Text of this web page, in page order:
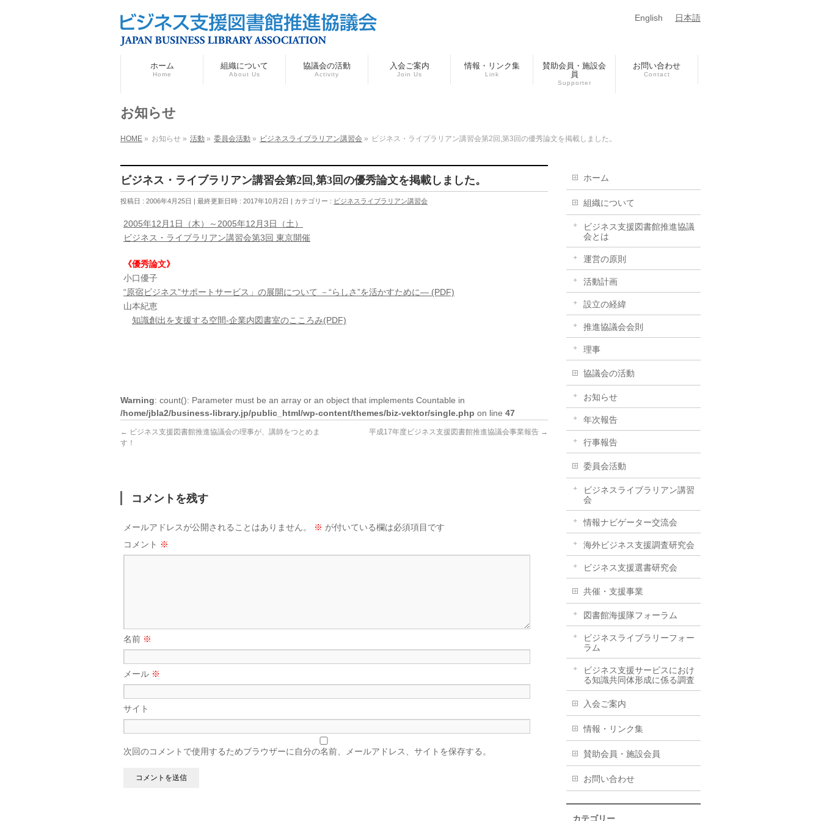
English 日本語
ホーム
Home
組織について
About Us
協議会の活動
Activity
入会ご案内
Join Us
情報・リンク集
Link
賛助会員・施設会
員
Supporter
お問い合わせ
Contact
お知らせ
HOME » お知らせ » 活動 » 委員会活動 » ビジネスライブラリアン講習会 » ビジネス・ライブラリアン講習会第2回,第3回の優秀論文を掲載しました。
ビジネス・ライブラリアン講習会第2回,第3回の優秀論文を掲載しました。
投稿日 : 2006年4月25日 最終更新日時 : 2017年10月2日 カテゴリー : ビジネスライブラリアン講習会
2005年12月1日（木）～2005年12月3日（土）
ビジネス・ライブラリアン講習会第3回 東京開催
《優秀論文》
小口優子
“原宿ビジネス”サポートサービス」の展開について －“らしさ”を活かすために― (PDF)
山本紀恵
知識創出を支援する空間‐企業内図書室のこころみ(PDF)
Warning: count(): Parameter must be an array or an object that implements Countable in
/home/jbla2/business-library.jp/public_html/wp-content/themes/biz-vektor/single.php on line 47
← ビジネス支援図書館推進協議会の理事が、講師をつとめま
す！
平成17年度ビジネス支援図書館推進協議会事業報告 →
コメントを残す
メールアドレスが公開されることはありません。 ※ が付いている欄は必須項目です
コメント ※
名前 ※
メール ※
サイト
次回のコメントで使用するためブラウザーに自分の名前、メールアドレス、サイトを保存する。
ホーム
組織について
ビジネス支援図書館推進協議
会とは
運営の原則
活動計画
設立の経緯
推進協議会会則
理事
協議会の活動
お知らせ
年次報告
行事報告
委員会活動
ビジネスライブラリアン講習
会
情報ナビゲーター交流会
海外ビジネス支援調査研究会
ビジネス支援選書研究会
共催・支援事業
図書館海援隊フォーラム
ビジネスライブラリーフォー
ラム
ビジネス支援サービスにおけ
る知識共同体形成に係る調査
入会ご案内
情報・リンク集
賛助会員・施設会員
お問い合わせ
カテゴリー